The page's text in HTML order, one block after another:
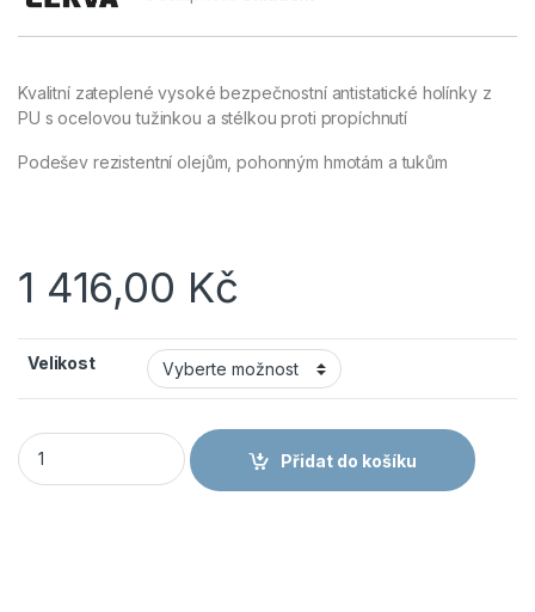
Kvalitní zateplené vysoké bezpečnostní antistatické holínky z
PU s ocelovou tužinkou a stélkou proti propíchnutí
Podešev rezistentní olejům, pohonným hmotám a tukům
1 416,00 Kč
Velikost
Cerva Obuv STEPLITE EasyGrip PU S5 CI SRC zateplené
Přidat do košíku